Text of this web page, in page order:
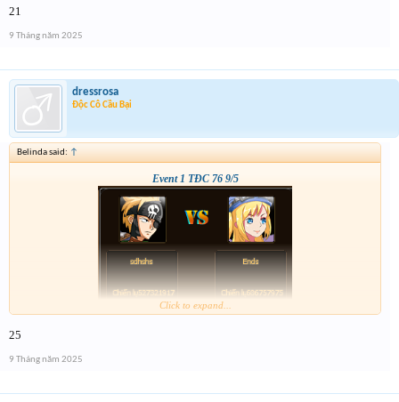
21
9 Tháng năm 2025
dressrosa
Độc Cô Cầu Bại
Belinda said: ↑
Event 1 TĐC 76 9/5
Click to expand...
25
9 Tháng năm 2025